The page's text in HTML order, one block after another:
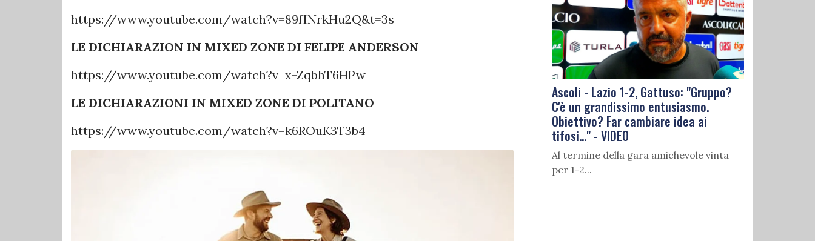
https://www.youtube.com/watch?v=89fINrkHu2Q&t=3s
LE DICHIARAZION IN MIXED ZONE DI FELIPE ANDERSON
https://www.youtube.com/watch?v=x-ZqbhT6HPw
LE DICHIARAZIONI IN MIXED ZONE DI POLITANO
https://www.youtube.com/watch?v=k6ROuK3T3b4
Ascoli - Lazio 1-2, Gattuso: "Gruppo?
C'è un grandissimo entusiasmo.
Obiettivo? Far cambiare idea ai
tifosi..." - VIDEO
Al termine della gara amichevole vinta
per 1-2...